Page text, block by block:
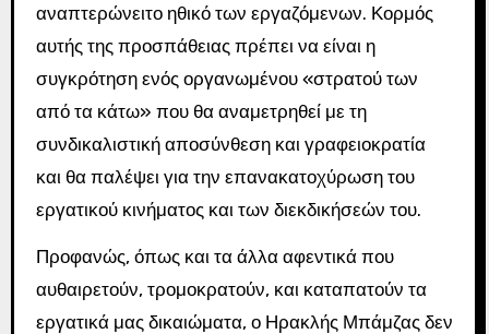
αναπτερώνειτο ηθικό των εργαζόμενων. Κορμός
αυτής της προσπάθειας πρέπει να είναι η
συγκρότηση ενός οργανωμένου «στρατού των
από τα κάτω» που θα αναμετρηθεί με τη
συνδικαλιστική αποσύνθεση και γραφειοκρατία
και θα παλέψει για την επανακατοχύρωση του
εργατικού κινήματος και των διεκδικήσεών του.
Προφανώς, όπως και τα άλλα αφεντικά που
αυθαιρετούν, τρομοκρατούν, και καταπατούν τα
εργατικά μας δικαιώματα, ο Ηρακλής Μπάμζας δεν